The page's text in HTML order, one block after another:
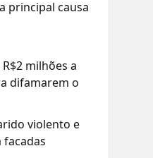
principal causa
milhões a
difamarem o
violento e
facadas